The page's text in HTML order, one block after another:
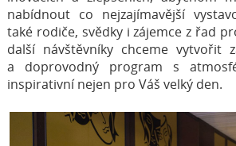
nabídnout co nejzajímavější
také rodiče, svědky i zájemce z řad
další návštěvníky chceme vytvořit
a doprovodný program s
inspirativní nejen pro Váš velký den.